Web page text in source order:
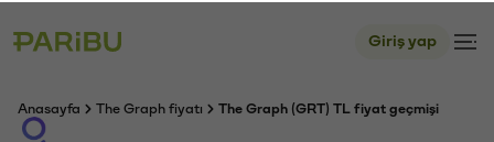
Giriş yap
Anasayfa The Graph fiyatı The Graph (GRT) TL fiyat geçmişi